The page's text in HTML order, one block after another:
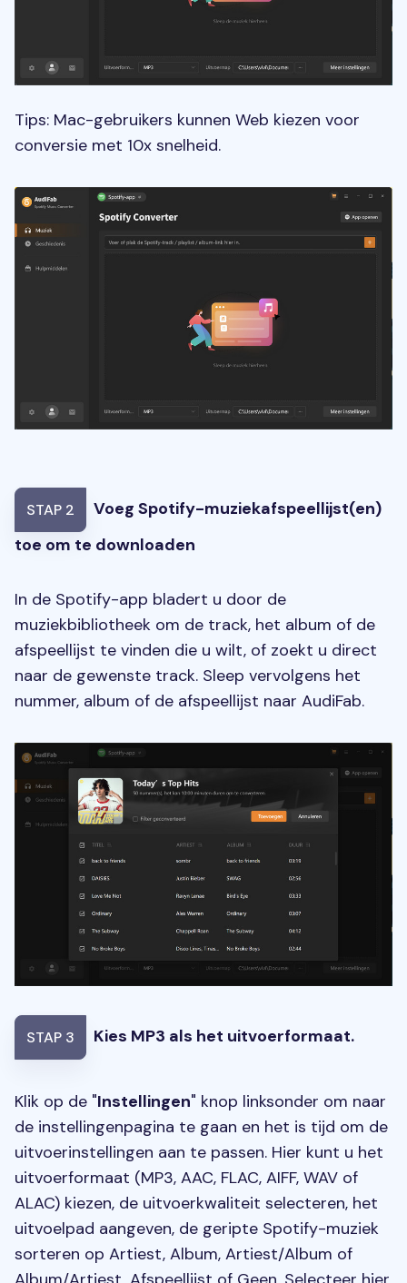
Tips: Mac-gebruikers kunnen Web kiezen voor
conversie met 10x snelheid.
STAP 2
Voeg Spotify-muziekafspeellijst(en)
toe om te downloaden
In de Spotify-app bladert u door de
muziekbibliotheek om de track, het album of de
afspeellijst te vinden die u wilt, of zoekt u direct
naar de gewenste track. Sleep vervolgens het
nummer, album of de afspeellijst naar AudiFab.
STAP 3 Kies MP3 als het uitvoerformaat.
Klik op de "Instellingen" knop linksonder om naar
de instellingenpagina te gaan en het is tijd om de
uitvoerinstellingen aan te passen. Hier kunt u het
uitvoerformaat (MP3, AAC, FLAC, AIFF, WAV of
ALAC) kiezen, de uitvoerkwaliteit selecteren, het
uitvoelpad aangeven, de geripte Spotify-muziek
sorteren op Artiest, Album, Artiest/Album of